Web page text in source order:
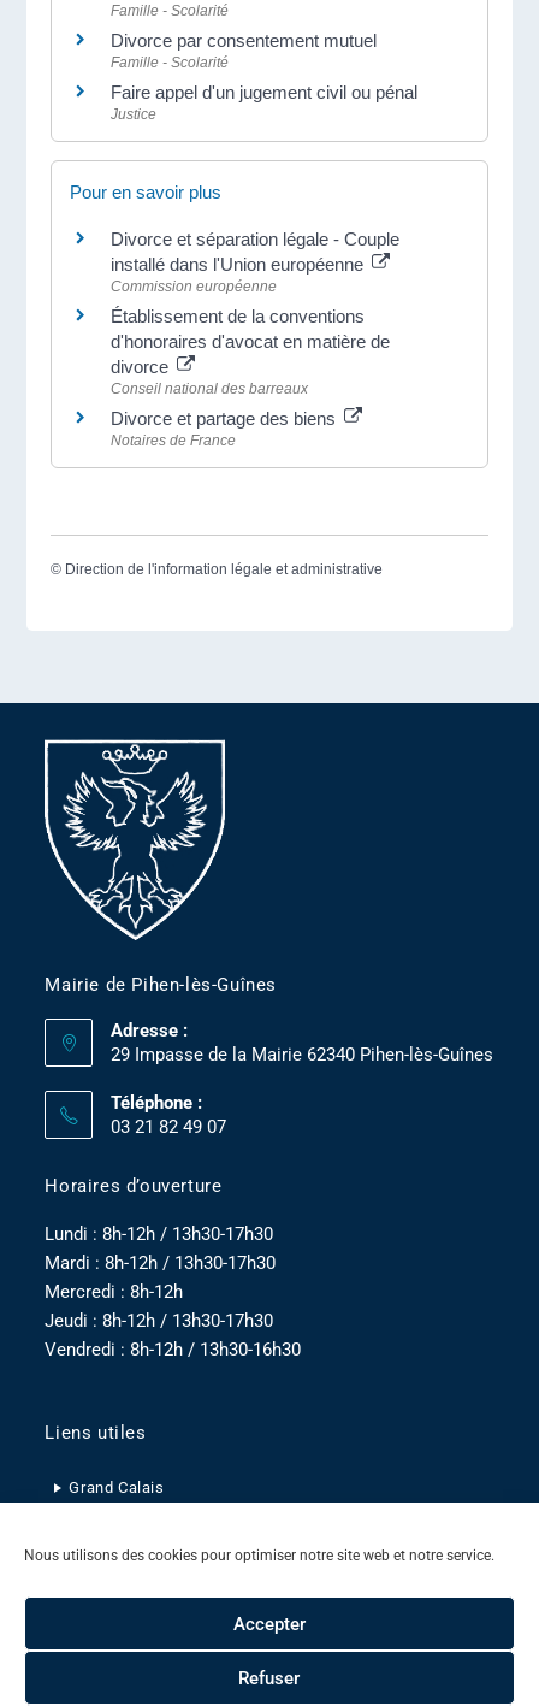
Nous utilisons des cookies pour optimiser notre site web et notre service.
Accepter
Refuser
Famille - Scolarité
Divorce par consentement mutuel
Famille - Scolarité
Faire appel d'un jugement civil ou pénal
Justice
Pour en savoir plus
Divorce et séparation légale - Couple
installé dans l'Union européenne
Commission européenne
Établissement de la conventions
d'honoraires d'avocat en matière de
divorce
Conseil national des barreaux
Divorce et partage des biens
Notaires de France
© Direction de l'information légale et administrative
Mairie de Pihen-lès-Guînes
Adresse :
29 Impasse de la Mairie 62340 Pihen-lès-Guînes
Téléphone :
03 21 82 49 07
Horaires d’ouverture
Lundi : 8h-12h / 13h30-17h30
Mardi : 8h-12h / 13h30-17h30
Mercredi : 8h-12h
Jeudi : 8h-12h / 13h30-17h30
Vendredi : 8h-12h / 13h30-16h30
Liens utiles
Grand Calais